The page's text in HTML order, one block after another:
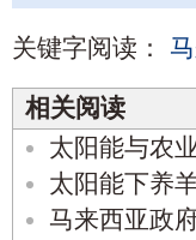
关键字阅读：
相关阅读
太阳能与农
太阳能下养
马来西亚政